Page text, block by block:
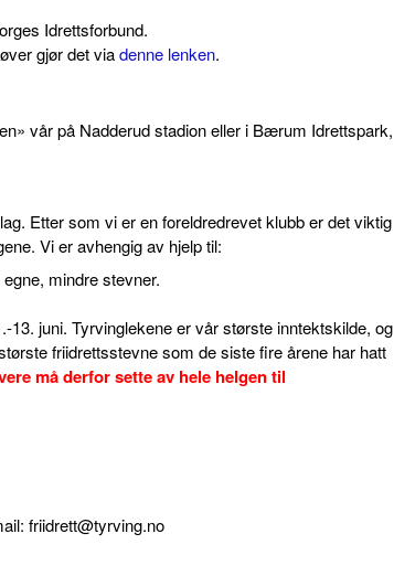
Idrettsforbund.
gjør det viadenne lenken.
vår på Nadderud stadion eller i Bærum Idrettspark,
Etter som vi er en foreldredrevet klubb er det viktig
Vi er avhengig av hjelp til:
mindre stevner.
juni. Tyrvinglekene er vår største inntektskilde, og
friidrettsstevne som de siste fire årene har hatt
må derfor sette av hele helgen til
friidrett@tyrving.no